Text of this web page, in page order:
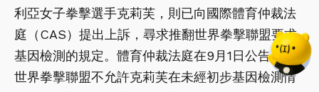
利亞女子拳擊選手克莉芙，則已向國際體育仲裁法
庭（CAS）提出上訴，尋求推翻世界拳擊聯盟要求
基因檢測的規定。體育仲裁法庭在9月1日公告，對
世界拳擊聯盟不允許克莉芙在未經初步基因檢測情